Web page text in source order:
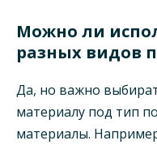
Можно ли
разных видов
Да, но важно
материалу под тип
материалы.